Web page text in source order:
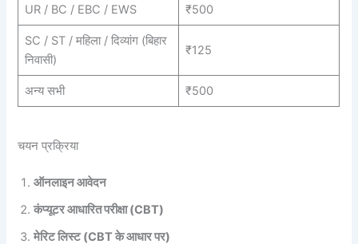
UR / BC / EBC / EWS ₹500
SC / ST / महिला / दिव्यांग (बिहार
निवासी)
₹125
अन्य सभी ₹500
चयन प्रक्रिया
ऑनलाइन आवेदन
कंप्यूटर आधारित परीक्षा (CBT)
मेरिट लिस्ट (CBT के आधार पर)